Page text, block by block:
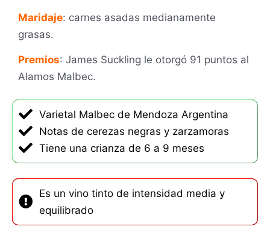
Maridaje: carnes asadas medianamente
grasas.
Premios: James Suckling le otorgó 91 puntos al
Alamos Malbec.
Varietal Malbec de Mendoza Argentina
Notas de cerezas negras y zarzamoras
Tiene una crianza de 6 a 9 meses
Es un vino tinto de intensidad media y
equilibrado